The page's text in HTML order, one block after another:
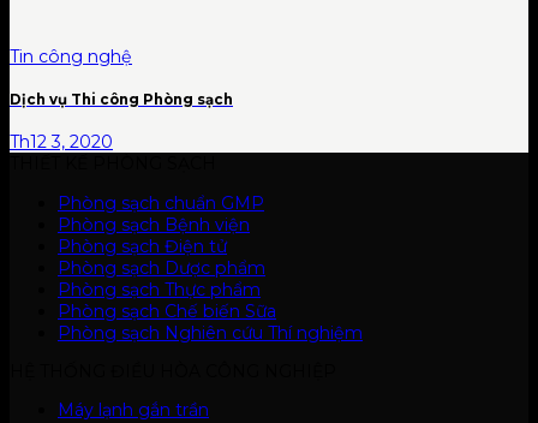
Tin công nghệ
Dịch vụ Thi công Phòng sạch
Th12 3, 2020
Phòng sạch chuẩn GMP
Phòng sạch Bệnh viện
Phòng sạch Điện tử
Phòng sạch Dược phẩm
Phòng sạch Thực phẩm
Phòng sạch Chế biến Sữa
Phòng sạch Nghiên cứu Thí nghiệm
Máy lạnh gắn trần